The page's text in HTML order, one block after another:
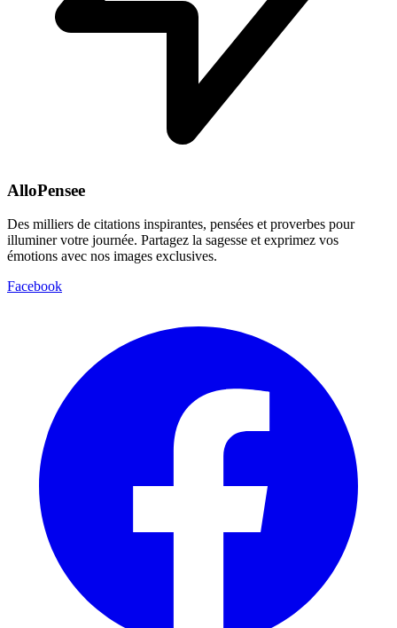
AlloPensee
Des milliers de citations inspirantes, pensées et proverbes pour
illuminer votre journée. Partagez la sagesse et exprimez vos
émotions avec nos images exclusives.
Facebook